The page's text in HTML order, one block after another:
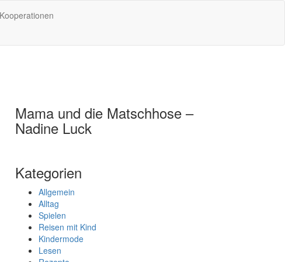
Kooperationen
Mama und die Matschhose –
Nadine Luck
Kategorien
Allgemein
Alltag
Spielen
Reisen mit Kind
Kindermode
Lesen